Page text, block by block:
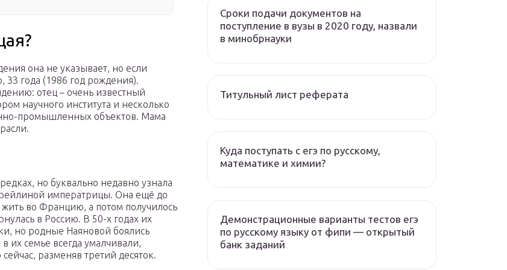
она не указывает, но если
33 года (1986 год рождения).
отец – очень известный
научного института и несколько
промышленных объектов. Мама
но буквально недавно узнала
императрицы. Она ещё до
жить во Францию, а потом получилось
в Россию. В 50-х годах их
но родные Наяновой боялись
их семье всегда умалчивали,
разменяв третий десяток.
Сроки подачи документов на
поступление в вузы в 2020 году, назвали
в минобрнауки
Титульный лист реферата
Куда поступать с егэ по русскому,
математике и химии?
Демонстрационные варианты тестов егэ
по русскому языку от фипи — открытый
банк заданий